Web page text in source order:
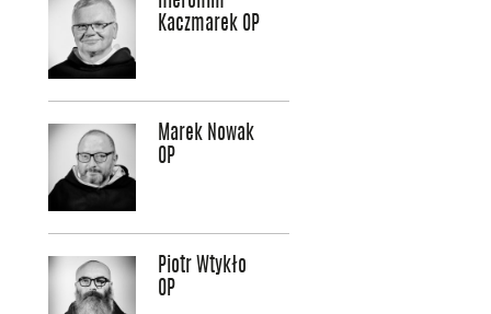
Kaczmarek OP
Marek Nowak
OP
Piotr Wtykło
OP